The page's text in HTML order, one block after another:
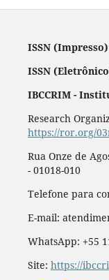
ISSN
ISSN
IBCCRIM -
Research
https://ror.org/
Rua Onze de
- 01018-010
Telefone para
E-mail:
WhatsApp: +55
Site: https://